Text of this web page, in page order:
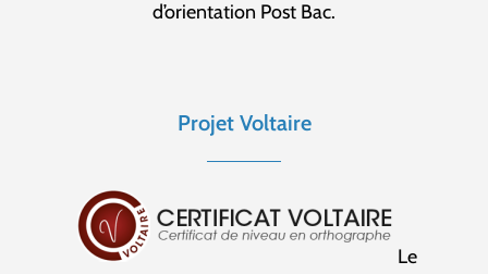
d’orientation Post Bac.
Projet Voltaire
Le